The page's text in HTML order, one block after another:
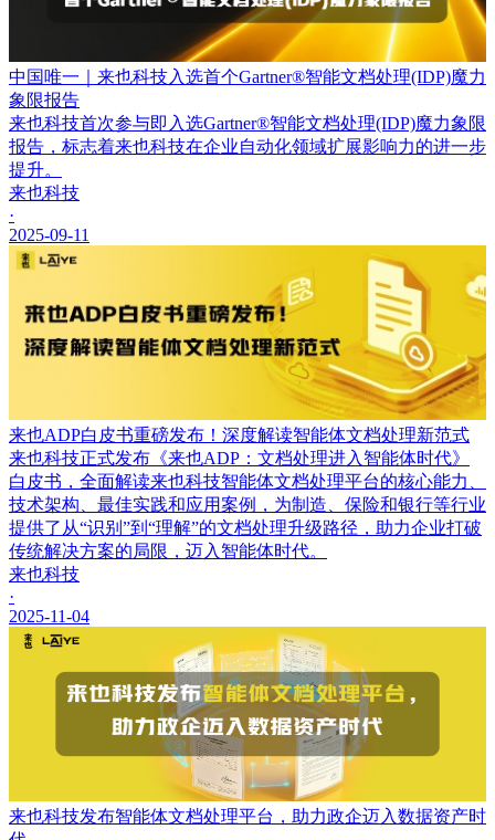
中国唯一｜来也科技入选首个Gartner®智能文档处理(IDP)魔力
象限报告
来也科技首次参与即入选Gartner®智能文档处理(IDP)魔力象限
报告，标志着来也科技在企业自动化领域扩展影响力的进一步
提升。
来也科技
·
2025-09-11
来也ADP白皮书重磅发布！深度解读智能体文档处理新范式
来也科技正式发布《来也ADP：文档处理进入智能体时代》
白皮书，全面解读来也科技智能体文档处理平台的核心能力、
技术架构、最佳实践和应用案例，为制造、保险和银行等行业
提供了从“识别”到“理解”的文档处理升级路径，助力企业打破
传统解决方案的局限，迈入智能体时代。
来也科技
·
2025-11-04
来也科技发布智能体文档处理平台，助力政企迈入数据资产时